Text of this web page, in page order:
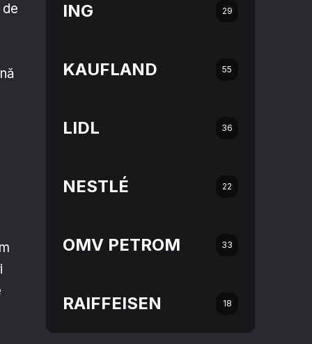
ING 29
KAUFLAND 55
LIDL 36
NESTLÉ 22
OMV PETROM 33
RAIFFEISEN 18